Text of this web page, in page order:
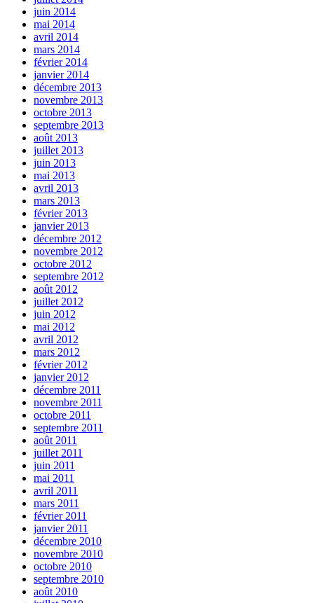
juin 2014
mai 2014
avril 2014
mars 2014
février 2014
janvier 2014
décembre 2013
novembre 2013
octobre 2013
septembre 2013
août 2013
juillet 2013
juin 2013
mai 2013
avril 2013
mars 2013
février 2013
janvier 2013
décembre 2012
novembre 2012
octobre 2012
septembre 2012
août 2012
juillet 2012
juin 2012
mai 2012
avril 2012
mars 2012
février 2012
janvier 2012
décembre 2011
novembre 2011
octobre 2011
septembre 2011
août 2011
juillet 2011
juin 2011
mai 2011
avril 2011
mars 2011
février 2011
janvier 2011
décembre 2010
novembre 2010
octobre 2010
septembre 2010
août 2010